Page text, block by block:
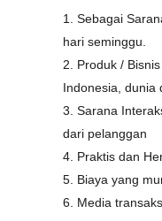
1. Sebagai
hari seminggu.
2. Produk /
Indonesia, dunia
3. Sarana
dari pelanggan
4. Praktis dan
5. Biaya yang
6. Media